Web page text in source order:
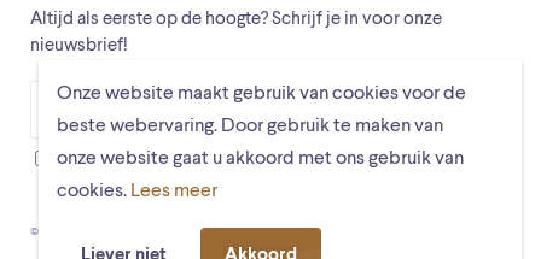
Onze website maakt gebruik van cookies voor de
beste webervaring. Door gebruik te maken van
onze website gaat u akkoord met ons gebruik van
cookies. Lees meer
Altijd als eerste op de hoogte? Schrijf je in voor onze
nieuwsbrief!
Ik ga ermee akkoord dat mijn gegevens worden opgeslagen
© Schiermonnikoogfestival 2026 Voorwaarden